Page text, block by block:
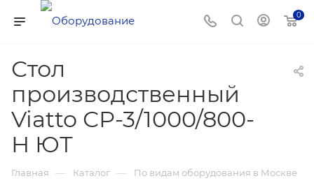
0
Стол
производственный
Viatto СР-3/1000/800-
Н ЮТ
Главная — Каталог — По видам оборудования в Москве